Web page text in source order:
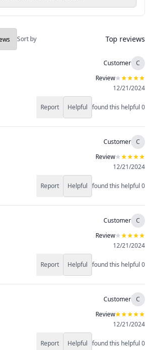
Top reviews
Sort by
C
Customer
Review
12/21/2024
0
found this helpful
Helpful
Report
C
Customer
Review
12/21/2024
0
found this helpful
Helpful
Report
C
Customer
Review
12/21/2024
0
found this helpful
Helpful
Report
C
Customer
Review
12/21/2024
0
found this helpful
Helpful
Report